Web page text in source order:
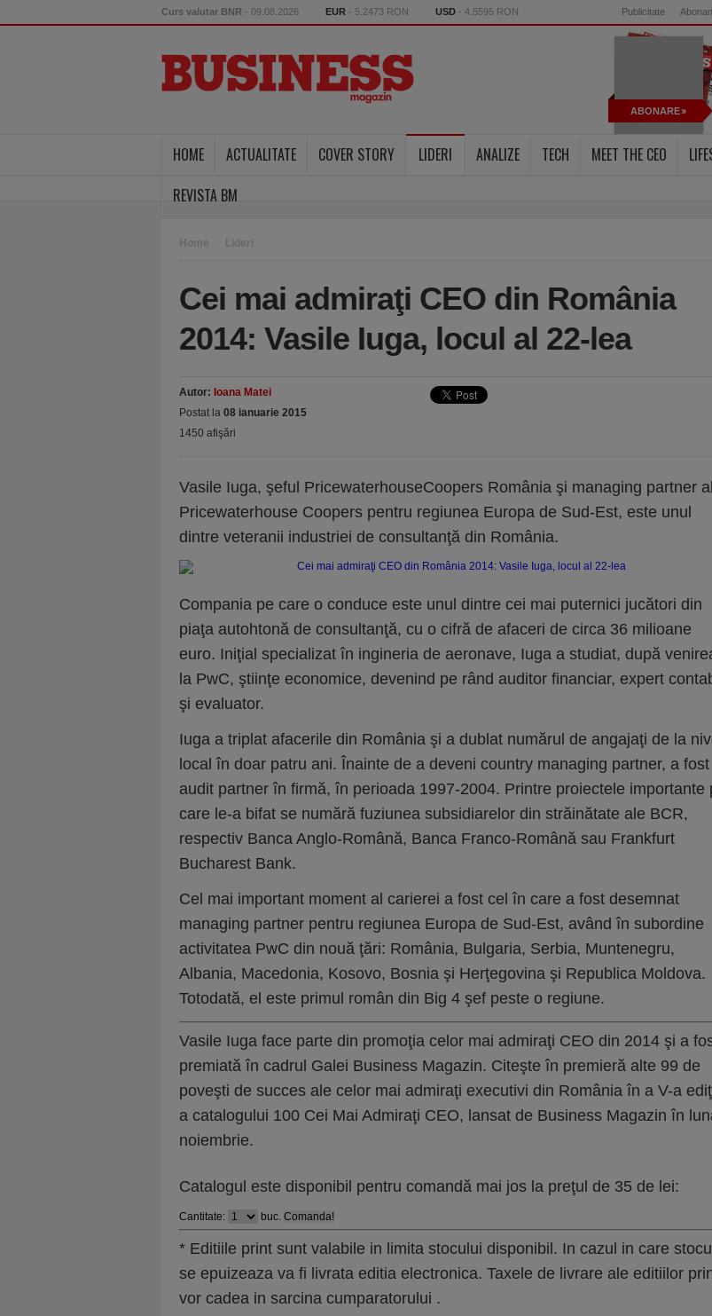
Curs valutar BNR - 09.08.2026 EUR - 5.2473 RON USD - 4.5595 RON Publicitate
ABONARE
HOME ACTUALITATE COVER STORY LIDERI ANALIZE TECH MEET THE CEO
REVISTA BM
Home Lideri
Cei mai admiraţi CEO din România
2014: Vasile Iuga, locul al 22-lea
Autor: Ioana Matei
Postat la 08 ianuarie 2015
1450 afişări
Vasile Iuga, şeful PricewaterhouseCoopers România şi managing partner al
Pricewaterhouse Coopers pentru regiunea Europa de Sud-Est, este unul
dintre veteranii industriei de consultanţă din România.
Compania pe care o conduce este unul dintre cei mai puternici jucători din
piaţa autohtonă de consultanţă, cu o cifră de afaceri de circa 36 milioane
euro. Iniţial specializat în ingineria de aeronave, Iuga a studiat, după
la PwC, ştiinţe economice, devenind pe rând auditor financiar, expert
şi evaluator.
Iuga a triplat afacerile din România şi a dublat numărul de angajaţi de la
local în doar patru ani. Înainte de a deveni country managing partner, a fost
audit partner în firmă, în perioada 1997-2004. Printre proiectele importante
care le-a bifat se numără fuziunea subsidiarelor din străinătate ale BCR,
respectiv Banca Anglo-Română, Banca Franco-Română sau Frankfurt
Bucharest Bank.
Cel mai important moment al carierei a fost cel în care a fost desemnat
managing partner pentru regiunea Europa de Sud-Est, având în subordine
activitatea PwC din nouă ţări: România, Bulgaria, Serbia, Muntenegru,
Albania, Macedonia, Kosovo, Bosnia şi Herţegovina şi Republica Moldova.
Totodată, el este primul român din Big 4 şef peste o regiune.
Vasile Iuga face parte din promoţia celor mai admiraţi CEO din 2014 şi a
premiată în cadrul Galei Business Magazin. Citeşte în premieră alte 99 de
poveşti de succes ale celor mai admiraţi executivi din România în a V-a
a catalogului 100 Cei Mai Admiraţi CEO, lansat de Business Magazin în
noiembrie.
Catalogul este disponibil pentru comandă mai jos la preţul de 35 de lei:
Cantitate: buc.
* Editiile print sunt valabile in limita stocului disponibil. In cazul in care stocul
se epuizeaza va fi livrata editia electronica. Taxele de livrare ale editiilor
vor cadea in sarcina cumparatorului .